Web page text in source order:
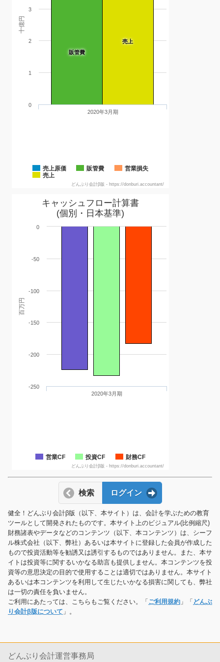
十億円
販管費
売上
売上原価 販管費
営業損失
売上
2020年3月期
0
1
2
3
どんぶり会計β版 - https://donburi.accountant/
百万円
キャッシュフロー計算書
(個別・日本基準)
営業CF 投資CF 財務CF
2020年3月期
-250
-200
-150
-100
-50
0
どんぶり会計β版 - https://donburi.accountant/
検索 ログイン
健全！どんぶり会計β版（以下、本サイト）は、会計を学ぶための教育
ツールとして開発されたものです。本サイト上のビジュアル(比例縮尺)
財務諸表やデータなどのコンテンツ（以下、本コンテンツ）は、シーフ
ル株式会社（以下、弊社）あるいは本サイトに登録した会員が作成した
もので投資活動等を勧誘又は誘引するものではありません。また、本サ
イトは投資等に関するいかなる助言も提供しません。本コンテンツを投
資等の意思決定の目的で使用することは適切ではありません。本サイト
あるいは本コンテンツを利用して生じたいかなる損害に関しても、弊社
は一切の責任を負いません。
ご利用にあたっては、こちらもご覧ください。「 ご利用規約 」「 どんぶ
り会計β版について 」。
どんぶり会計運営事務局